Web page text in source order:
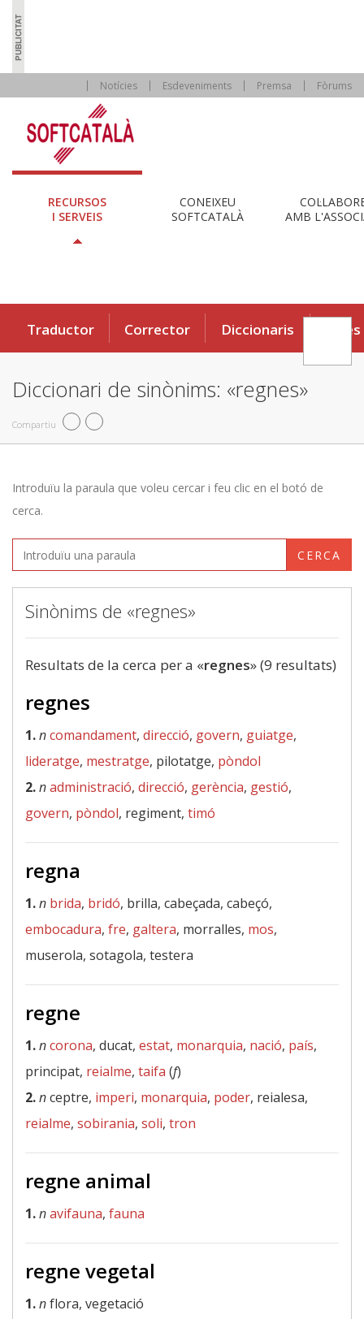
Notícies Esdeveniments Premsa Fòrums
RECURSOS
I SERVEIS
CONEIXEU
SOFTCATALÀ
AMB
Traductor Corrector Diccionaris Eines
Diccionari de sinònims: «regnes»
Compartiu
Introduïu la paraula que voleu cercar i feu clic en el botó de
cerca.
CERCA
Sinònims de «regnes»
Resultats de la cerca per a «regnes» (9 resultats)
regnes
1.ncomandament, direcció, govern, guiatge,
lideratge, mestratge, pilotatge, pòndol
2.nadministració, direcció, gerència, gestió,
govern, pòndol, regiment, timó
regna
1.n brida, bridó, brilla, cabeçada, cabeçó,
embocadura, fre, galtera, morralles, mos,
muserola, sotagola, testera
regne
1.ncorona, ducat, estat, monarquia, nació, país,
principat, reialme, taifa (f)
2.nceptre, imperi, monarquia, poder, reialesa,
reialme, sobirania, soli, tron
regne animal
1.navifauna, fauna
regne vegetal
1.nflora, vegetació